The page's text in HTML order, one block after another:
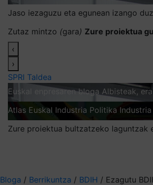
Jaso iezaguzu eta egunean izango
Zutaz mintzo (gara) Zure proiektua
‹
›
SPRI Taldea
Euskal enpresaren bloga Albisteak,
Atlas Euskal Industria Politika
Zure proiektua bultzatzeko laguntzak
Bloga / Berrikuntza / BDIH / Ezagutu